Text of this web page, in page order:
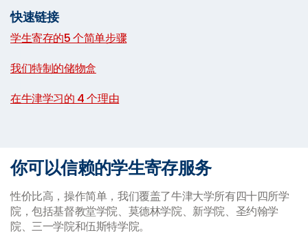
快速链接
学生寄存的5 个简单步骤
我们特制的储物盒
在牛津学习的 4 个理由
你可以信赖的学生寄存服务
性价比高，操作简单，我们覆盖了牛津大学所有四十四所学
院，包括基督教堂学院、莫德林学院、新学院、圣约翰学
院、三一学院和伍斯特学院。